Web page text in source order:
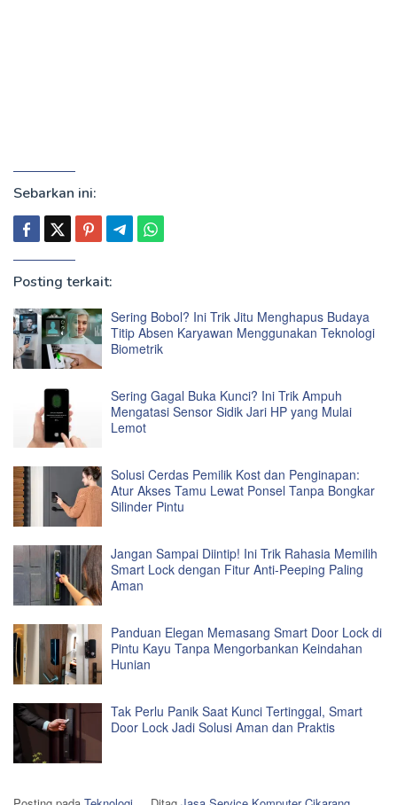
Sebarkan ini:
Posting terkait:
Sering Bobol? Ini Trik Jitu Menghapus Budaya
Titip Absen Karyawan Menggunakan Teknologi
Biometrik
Sering Gagal Buka Kunci? Ini Trik Ampuh
Mengatasi Sensor Sidik Jari HP yang Mulai
Lemot
Solusi Cerdas Pemilik Kost dan Penginapan:
Atur Akses Tamu Lewat Ponsel Tanpa Bongkar
Silinder Pintu
Jangan Sampai Diintip! Ini Trik Rahasia Memilih
Smart Lock dengan Fitur Anti-Peeping Paling
Aman
Panduan Elegan Memasang Smart Door Lock di
Pintu Kayu Tanpa Mengorbankan Keindahan
Hunian
Tak Perlu Panik Saat Kunci Tertinggal, Smart
Door Lock Jadi Solusi Aman dan Praktis